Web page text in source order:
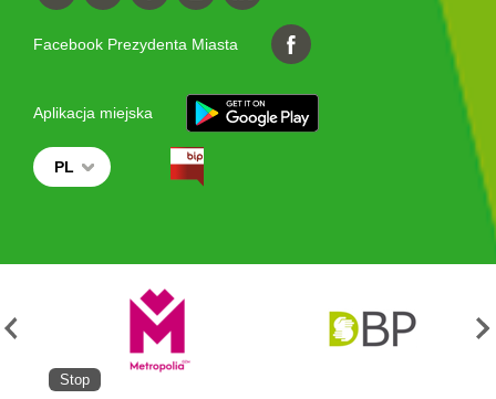
Facebook Prezydenta Miasta
Aplikacja miejska
PL
Stop